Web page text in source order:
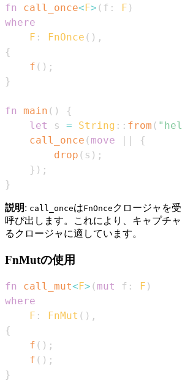
fn call_once<F> ( f : F )
where
F : FnOnce ( ) ,
{
f ( ) ;
}
fn main ( )
{
let
s = String :: from (
call_once ( move | |
{
drop ( s ) ;
} ) ;
}
説明: call_onceはFnOnce クロージャを
呼び出します。これにより、キャプチ
るクロージャに適しています。
FnMutの使用
fn call_mut< F> ( mut f : F )
where
F : FnMut ( ) ,
{
f ( ) ;
f ( ) ;
}